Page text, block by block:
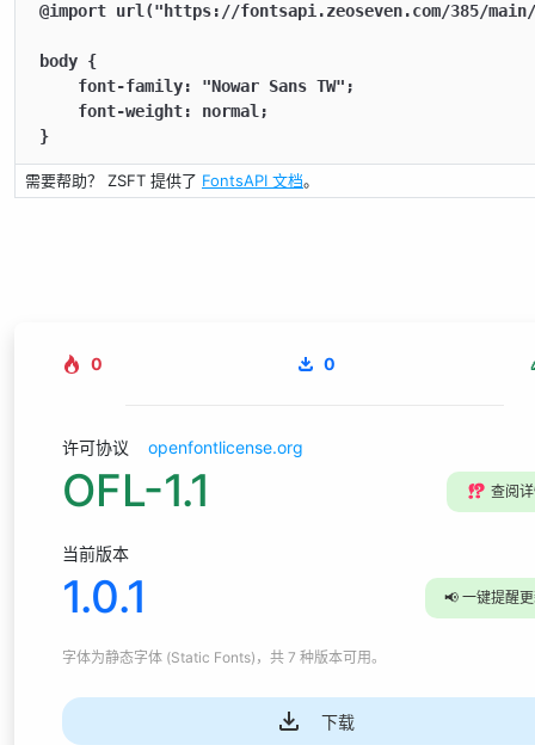
@import url("https://fontsapi.zeoseven.com/385/
body {
    font-family: "Nowar Sans TW";
    font-weight: normal;
}
需要帮助？ ZSFT 提供了 FontsAPI 文档。
0 0
许可协议 openfontlicense.org
OFL-1.1 ⁉️ 查阅
当前版本
1.0.1 📢 一键提醒
字体为静态字体 (Static Fonts) ，共 7 种版本可用。
下载